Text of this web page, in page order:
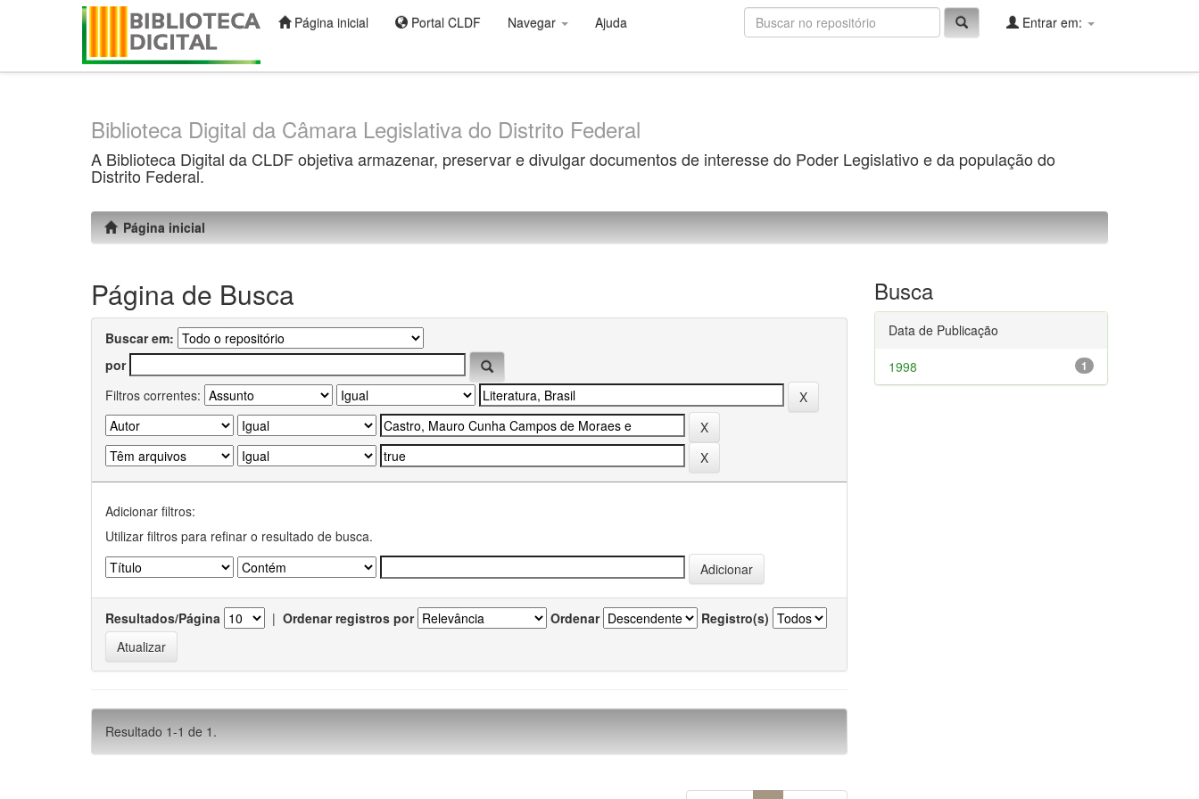
Página inicial Portal CLDF Navegar Ajuda Entrar em:
Biblioteca Digital da Câmara Legislativa do Distrito Federal
A Biblioteca Digital da CLDF objetiva armazenar, preservar e divulgar documentos de interesse do Poder Legislativo e da população do
Distrito Federal.
Página inicial
Página de Busca
Buscar em:
por
Filtros correntes:
Adicionar filtros:
Utilizar filtros para refinar o resultado de busca.
Resultados/Página | Ordenar registros por Ordenar Registro(s)
Resultado 1-1 de 1.
Busca
Data de Publicação
1
1998